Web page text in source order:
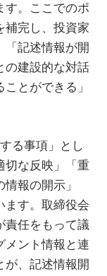
す。ここでのポ
補完し、投資家
「記述情報が開
の建設的な対話
とができる」
る事項」とし
切な反映」「重
報の開示」
ます。取締役会
責任をもって議
メント情報と連
が、記述情報開